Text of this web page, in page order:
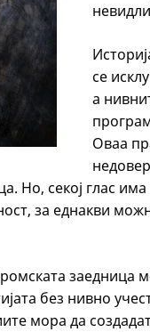
се
а
Оваа
Но, секој глас
за еднакви
заедница
без нивно
мора да